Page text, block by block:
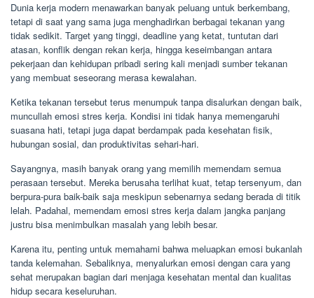
Dunia kerja modern menawarkan banyak peluang untuk berkembang,
tetapi di saat yang sama juga menghadirkan berbagai tekanan yang
tidak sedikit. Target yang tinggi, deadline yang ketat, tuntutan dari
atasan, konflik dengan rekan kerja, hingga keseimbangan antara
pekerjaan dan kehidupan pribadi sering kali menjadi sumber tekanan
yang membuat seseorang merasa kewalahan.
Ketika tekanan tersebut terus menumpuk tanpa disalurkan dengan baik,
muncullah emosi stres kerja. Kondisi ini tidak hanya memengaruhi
suasana hati, tetapi juga dapat berdampak pada kesehatan fisik,
hubungan sosial, dan produktivitas sehari-hari.
Sayangnya, masih banyak orang yang memilih memendam semua
perasaan tersebut. Mereka berusaha terlihat kuat, tetap tersenyum, dan
berpura-pura baik-baik saja meskipun sebenarnya sedang berada di titik
lelah. Padahal, memendam emosi stres kerja dalam jangka panjang
justru bisa menimbulkan masalah yang lebih besar.
Karena itu, penting untuk memahami bahwa meluapkan emosi bukanlah
tanda kelemahan. Sebaliknya, menyalurkan emosi dengan cara yang
sehat merupakan bagian dari menjaga kesehatan mental dan kualitas
hidup secara keseluruhan.